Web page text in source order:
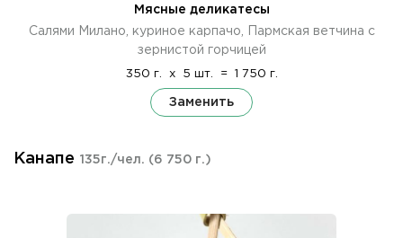
Мясные деликатесы
Салями Милано, куриное карпачо, Пармская ветчина с
зернистой горчицей
350 г. x 5 шт. = 1 750 г.
Заменить
Канапе 135г./чел. (6 750 г.)